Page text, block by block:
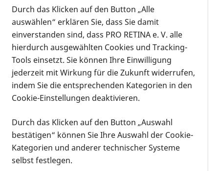
Bitte füllen Sie alle Felder aus, sofern sie nicht als
optional gekennzeichnet sind.
Thema
Vorname (optional)
Nachname (optional)
Durch das Klicken auf den Button „Alle
auswählen“ erklären Sie, dass Sie damit
einverstanden sind, dass PRO RETINA e. V. alle
hierdurch ausgewählten Cookies und Tracking-
Tools einsetzt. Sie können Ihre Einwilligung
jederzeit mit Wirkung für die Zukunft widerrufen,
indem Sie die entsprechenden Kategorien in den
Cookie-Einstellungen deaktivieren.
Durch das Klicken auf den Button „Auswahl
bestätigen“ können Sie Ihre Auswahl der Cookie-
Kategorien und anderer technischer Systeme
selbst festlegen.